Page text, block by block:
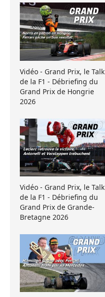
Vidéo - Grand Prix, le Talk
de la F1 - Débriefing du
Grand Prix de Hongrie
2026
Vidéo - Grand Prix, le Talk
de la F1 - Débriefing du
Grand Prix de Grande-
Bretagne 2026